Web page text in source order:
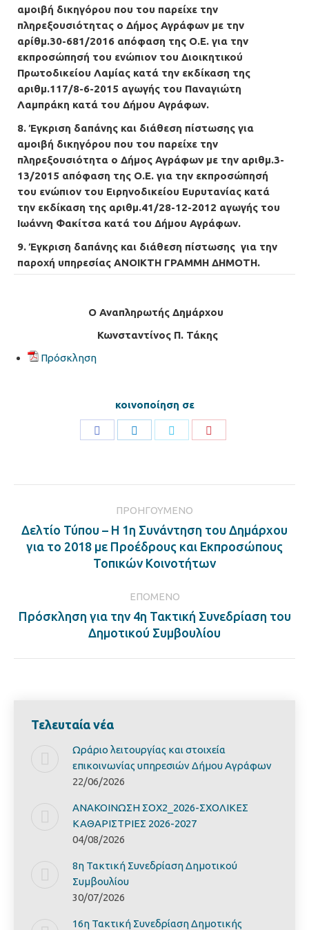
αμοιβή δικηγόρου που του παρείχε την
πληρεξουσιότητας ο Δήμος Αγράφων με την
αρίθμ.30-681/2016 απόφαση της Ο.Ε. για την
εκπροσώπησή του ενώπιον του Διοικητικού
Πρωτοδικείου Λαμίας κατά την εκδίκαση της
αριθμ.117/8-6-2015 αγωγής του Παναγιώτη
Λαμπράκη κατά του Δήμου Αγράφων.
8. Έγκριση δαπάνης και διάθεση πίστωσης για
αμοιβή δικηγόρου που του παρείχε την
πληρεξουσιότητα ο Δήμος Αγράφων με την αριθμ.3-
13/2015 απόφαση της Ο.Ε. για την εκπροσώπησή
του ενώπιον του Ειρηνοδικείου Ευρυτανίας κατά
την εκδίκαση της αριθμ.41/28-12-2012 αγωγής του
Ιωάννη Φακίτσα κατά του Δήμου Αγράφων.
9. Έγκριση δαπάνης και διάθεση πίστωσης για την
παροχή υπηρεσίας ΑΝΟΙΚΤΗ ΓΡΑΜΜΗ ΔΗΜΟΤΗ.
Ο Αναπληρωτής Δημάρχου
Κωνσταντίνος Π. Τάκης
Πρόσκληση
κοινοποίηση σε
ΠΡΟΗΓΟΎΜΕΝΟ
Previous
post:
Δελτίο Τύπου – Η 1η Συνάντηση του Δημάρχου
για το 2018 με Προέδρους και Εκπροσώπους
Τοπικών Κοινοτήτων
ΕΠΌΜΕΝΟ
Next
post:
Πρόσκληση για την 4η Τακτική Συνεδρίαση του
Δημοτικού Συμβουλίου
Τελευταία νέα
Ωράριο λειτουργίας και στοιχεία
επικοινωνίας υπηρεσιών Δήμου Αγράφων
22/06/2026
ΑΝΑΚΟΙΝΩΣΗ ΣΟΧ2_2026-ΣΧΟΛΙΚΕΣ
ΚΑΘΑΡΙΣΤΡΙΕΣ 2026-2027
04/08/2026
8η Τακτική Συνεδρίαση Δημοτικού
Συμβουλίου
30/07/2026
16η Τακτική Συνεδρίαση Δημοτικής